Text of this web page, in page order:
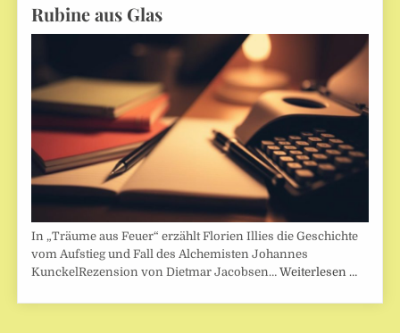
Rubine aus Glas
In „Träume aus Feuer“ erzählt Florien Illies die Geschichte
vom Aufstieg und Fall des Alchemisten Johannes
KunckelRezension von Dietmar Jacobsen…Weiterlesen …